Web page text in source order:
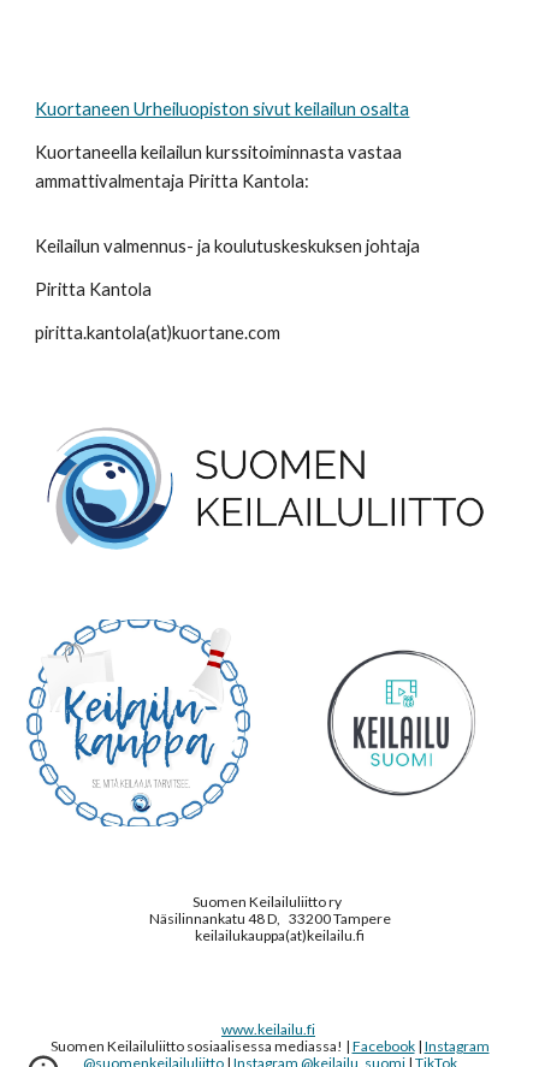
Kuortaneen Urheiluopiston sivut keilailun osalta
Kuortaneella keilailun kurssitoiminnasta vastaa
ammattivalmentaja Piritta Kantola:
Keilailun valmennus- ja koulutuskeskuksen johtaja
Piritta Kantola
piritta.kantola(at)kuortane.com
Suomen Keilailuliitto ry
Näsilinnankatu 48 D, 33200Tampere
keilailukauppa(at)keilailu.fi
www.keilailu.fi
Suomen Keilailuliitto sosiaalisessa mediassa! | Facebook| Instagram
@suomenkeilailuliitto| Instagram @keilailu_suomi| TikTok